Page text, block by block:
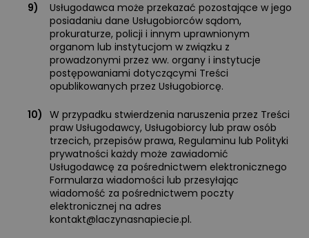
9)
Usługodawca może przekazać pozostające w jego
posiadaniu dane Usługobiorców sądom,
prokuraturze, policji i innym uprawnionym
organom lub instytucjom w związku z
prowadzonymi przez ww. organy i instytucje
postępowaniami dotyczącymi Treści
opublikowanych przez Usługobiorcę.
10) W przypadku stwierdzenia naruszenia przez Treści
praw Usługodawcy, Usługobiorcy lub praw osób
trzecich, przepisów prawa, Regulaminu lub Polityki
prywatności każdy może zawiadomić
Usługodawcę za pośrednictwem elektronicznego
Formularza wiadomości lub przesyłając
wiadomość za pośrednictwem poczty
elektronicznej na adres
kontakt@laczynasnapiecie.pl.